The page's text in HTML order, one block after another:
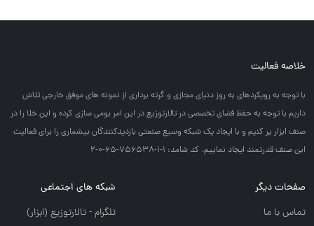
خلاصه فعالیت
با توجه به رويكردهاي به روز دنياي مجازي و گرته برداري از نمونه هاي موفق خارجي تلاش
داريم با توجه به حفظ فضاي تخصصي در تالارتوزيع در اين امر بومي سازي كرده و اين خلا را در
صنف ابزار پر كنيم و با ايجاد يك شبكه وسيع صنعتي بازديدكنندگان بيشماري را براي فعاليت
اين صنف قدرتمند ايجاد نماييم. کد شامد: 1-1-756538-65-0-2
صفحات دیگر
تماس با ما
شبکه های اجتماعی
تلگرام - تالارتوزيع (ابزار)